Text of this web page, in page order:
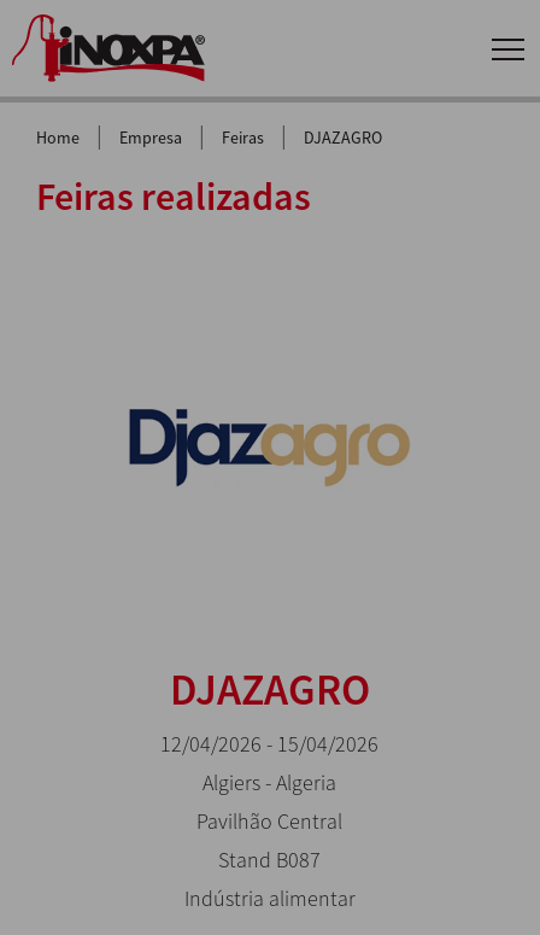
Home | Empresa | Feiras | DJAZAGRO
Feiras realizadas
DJAZAGRO
12/04/2026 - 15/04/2026
Algiers - Algeria
Pavilhão Central
Stand B087
Indústria alimentar